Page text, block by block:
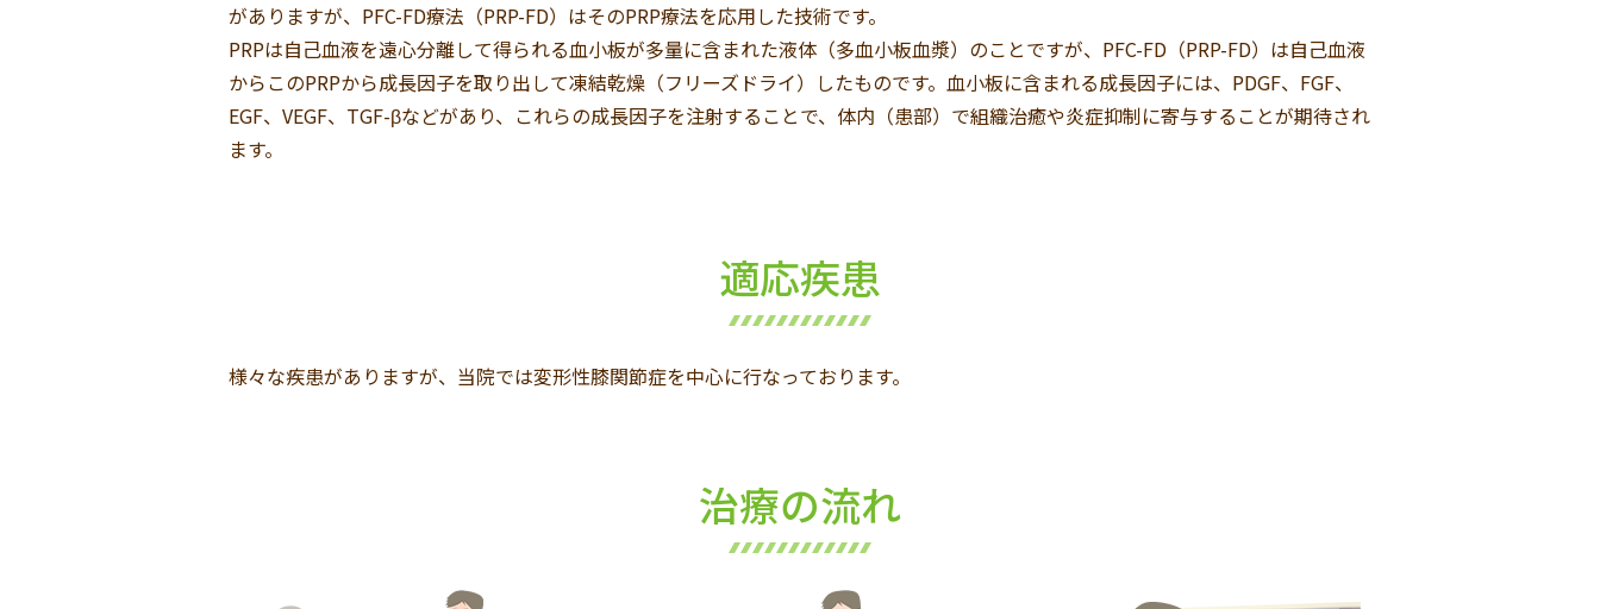
がありますが、PFC-FD療法（PRP-FD）はそのPRP療法を応用した技術です。
PRPは自己血液を遠心分離して得られる血小板が多量に含まれた液体（多血小板血漿）のことですが、PFC-FD（PRP-FD）は自己血液
からこのPRPから成長因子を取り出して凍結乾燥（フリーズドライ）したものです。血小板に含まれる成長因子には、PDGF、FGF、
EGF、VEGF、TGF-βなどがあり、これらの成長因子を注射することで、体内（患部）で組織治癒や炎症抑制に寄与することが期待され
ます。
適応疾患
様々な疾患がありますが、当院では変形性膝関節症を中心に行なっております。
治療の流れ